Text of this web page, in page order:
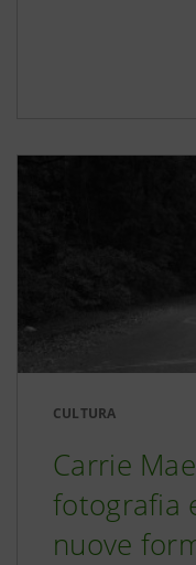
CULTURA
Carrie
fotografia
nuove